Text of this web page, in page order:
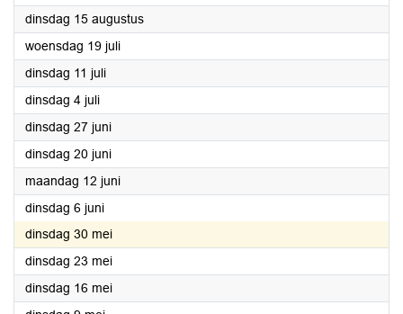
dinsdag 15 augustus2023
woensdag 19 juli2023
dinsdag 11 juli2023
dinsdag 4 juli2023
dinsdag 27 juni2023
dinsdag 20 juni2023
maandag 12 juni2023
dinsdag 6 juni2023
dinsdag 30 mei2023
dinsdag 23 mei2023
dinsdag 16 mei2023